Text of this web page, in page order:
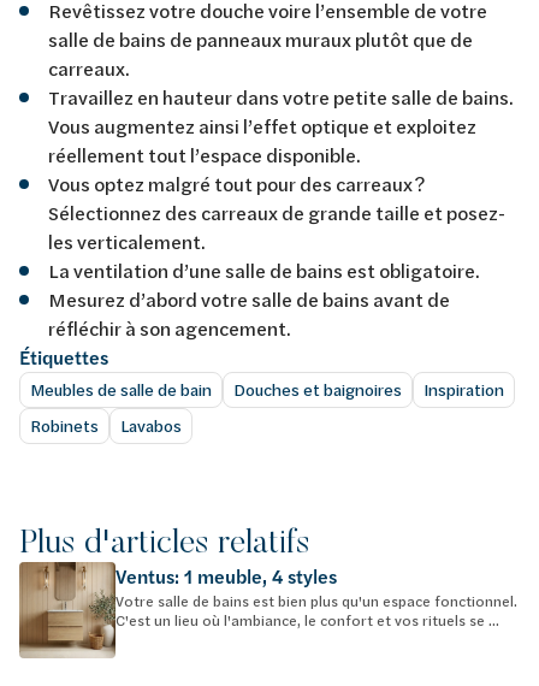
Revêtissez votre douche voire l’ensemble de votre
salle de bains de panneaux muraux plutôt que de
carreaux.
Travaillez en hauteur dans votre petite salle de bains.
Vous augmentez ainsi l’effet optique et exploitez
réellement tout l’espace disponible.
Vous optez malgré tout pour des carreaux ?
Sélectionnez des carreaux de grande taille et posez-
les verticalement.
La ventilation d’une salle de bains est obligatoire.
Mesurez d’abord votre salle de bains avant de
réfléchir à son agencement.
Étiquettes
Meubles de salle de bain Douches et baignoires
Inspiration
Robinets
Lavabos
Plus d'articles relatifs
Ventus: 1 meuble, 4 styles
Votre salle de bains est bien plus qu'un espace fonctionnel.
C'est un lieu où l'ambiance, le confort et vos rituels se ...